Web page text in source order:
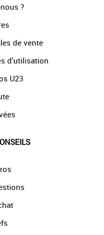
?
de vente
d'utilisation
U23